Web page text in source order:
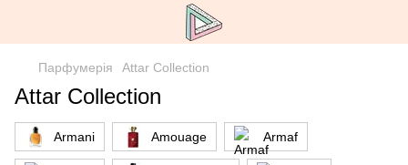
Парфумерія Attar Collection
Attar Collection
Armani Amouage Armaf